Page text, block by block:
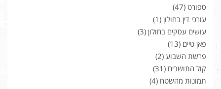
ספורט (47)
עורכי דין בחולון (1)
עושים עסקים בחולון (3)
פאן טיים (13)
פרשת השבוע (2)
קול התושבים (31)
תמונות מהשטח (4)